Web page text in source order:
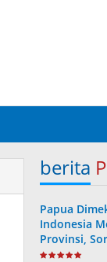
berita
Papua
Indonesia
Provinsi,
Provinsi ke 38